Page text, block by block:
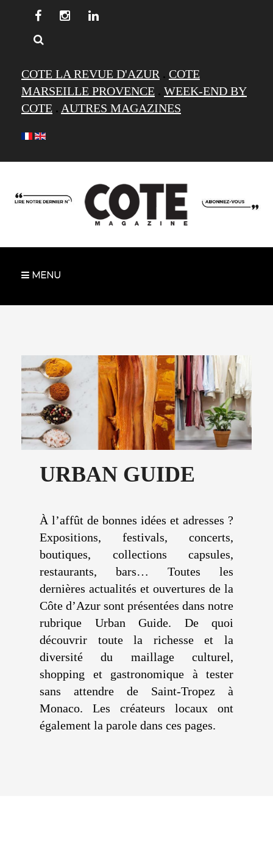
COTE LA REVUE D'AZUR . COTE
MARSEILLE PROVENCE . WEEK-END BY
COTE . AUTRES MAGAZINES
MENU
URBAN GUIDE
À l’affût de bonnes idées et adresses ?
Expositions, festivals, concerts,
boutiques, collections capsules,
restaurants, bars… Toutes les
dernières actualités et ouvertures de la
Côte d’Azur sont présentées dans notre
rubrique Urban Guide. De quoi
découvrir toute la richesse et la
diversité du maillage culturel,
shopping et gastronomique à tester
sans attendre de Saint-Tropez à
Monaco. Les créateurs locaux ont
également la parole dans ces pages.